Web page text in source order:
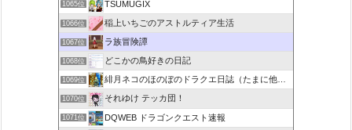
1065位 TSUMUGIX
1066位 稲上いちごのアストルティア生活
1067位 ラ族冒険譚
1068位 どこかの鳥好きの日記
1069位 緋月ネコのほのぼのドラクエ日誌（たまに他のことも書いてます)
1070位 それゆけ テッカ団！
1071位 DQWEB ドラゴンクエスト速報